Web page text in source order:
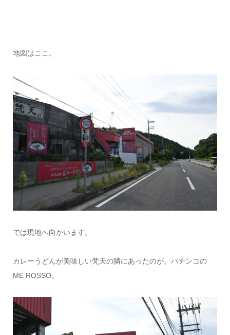
地図はここ。
では現地へ向かいます。
カレーうどんが美味しい梵天の隣にあったのが、パチンコの
ME ROSSO。